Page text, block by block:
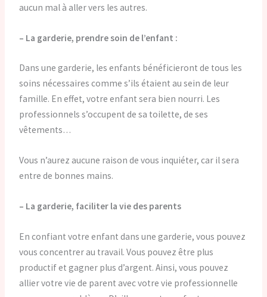
aucun mal à aller vers les autres.
– La garderie, prendre soin de l’enfant :
Dans une garderie, les enfants bénéficieront de tous les
soins nécessaires comme s’ils étaient au sein de leur
famille. En effet, votre enfant sera bien nourri. Les
professionnels s’occupent de sa toilette, de ses
vêtements…
Vous n’aurez aucune raison de vous inquiéter, car il sera
entre de bonnes mains.
– La garderie, faciliter la vie des parents
En confiant votre enfant dans une garderie, vous pouvez
vous concentrer au travail. Vous pouvez être plus
productif et gagner plus d’argent. Ainsi, vous pouvez
allier votre vie de parent avec votre vie professionnelle